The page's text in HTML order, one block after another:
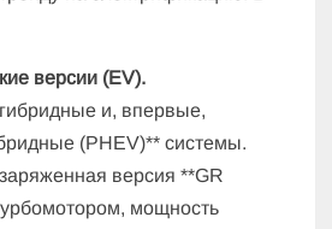
версии (EV).
и, впервые,
(PHEV)** системы.
версия **GR
мощность